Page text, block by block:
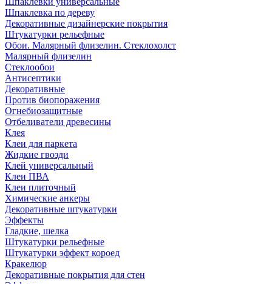
Шпаклевка по дереву
Декоративные дизайнерские покрытия
Штукатурки рельефные
Обои. Малярный флизелин. Стеклохолст
Малярный флизелин
Стеклообои
Антисептики
Декоративные
Против биопоражения
Огнебиозащитные
Отбеливатели древесины
Клея
Клеи для паркета
Жидкие гвозди
Клей универсальный
Клеи ПВА
Клеи плиточный
Химические анкеры
Декоративные штукатурки
Эффекты
Гладкие, шелка
Штукатурки рельефные
Штукатурки эффект короед
Кракелюр
Декоративные покрытия для стен